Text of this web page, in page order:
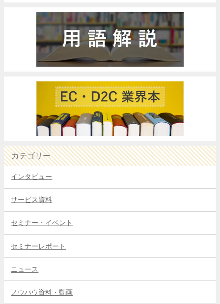
カテゴリー
インタビュー
サービス資料
セミナー・イベント
セミナーレポート
ニュース
ノウハウ資料・動画